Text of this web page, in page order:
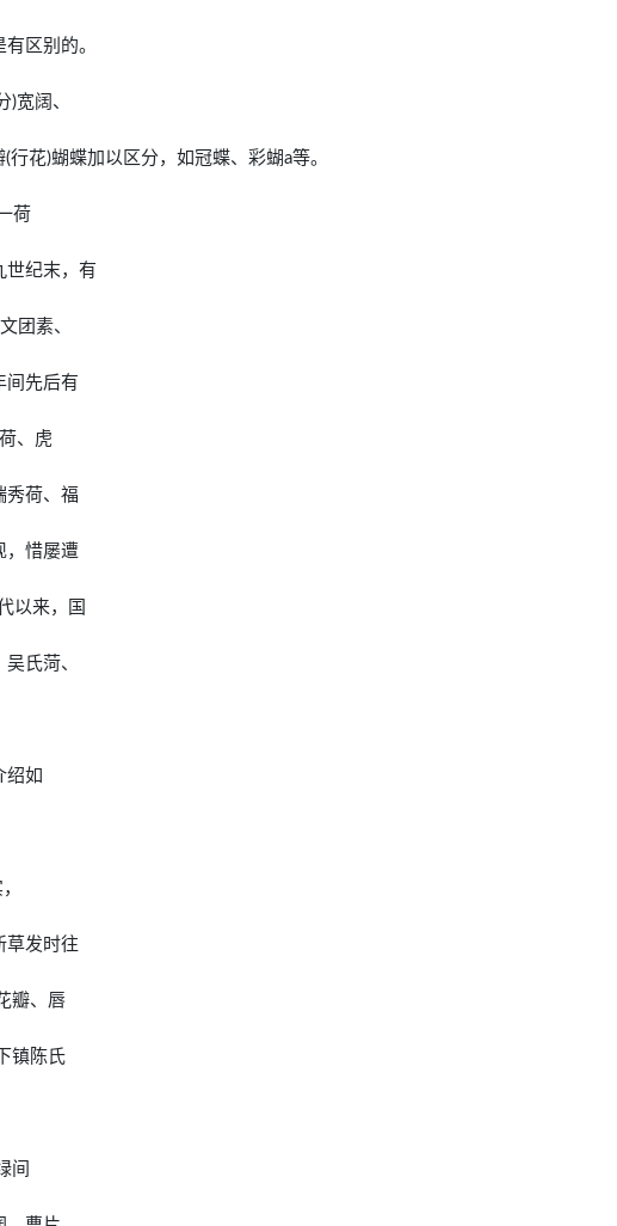
区别的。
宽阔、
花)蝴蝶加以区分，如冠蝶、彩蝴a等。
荷
世纪末，有
团素、
间先后有
、虎
秀荷、福
，惜屡遭
以来，国
氏菏、
绍如
草发时往
瓣、唇
镇陈氏
间